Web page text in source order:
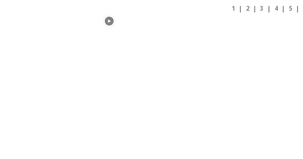
1 | 2 | 3 | 4 | 5 |